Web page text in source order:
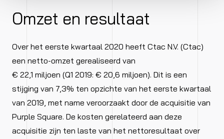
Omzet en resultaat
Over het eerste kwartaal 2020 heeft Ctac N.V. (Ctac)
een netto-omzet gerealiseerd van
€ 22,1 miljoen (Q1 2019: € 20,6 miljoen). Dit is een
stijging van 7,3% ten opzichte van het eerste kwartaal
van 2019, met name veroorzaakt door de acquisitie van
Purple Square. De kosten gerelateerd aan deze
acquisitie zijn ten laste van het nettoresultaat over